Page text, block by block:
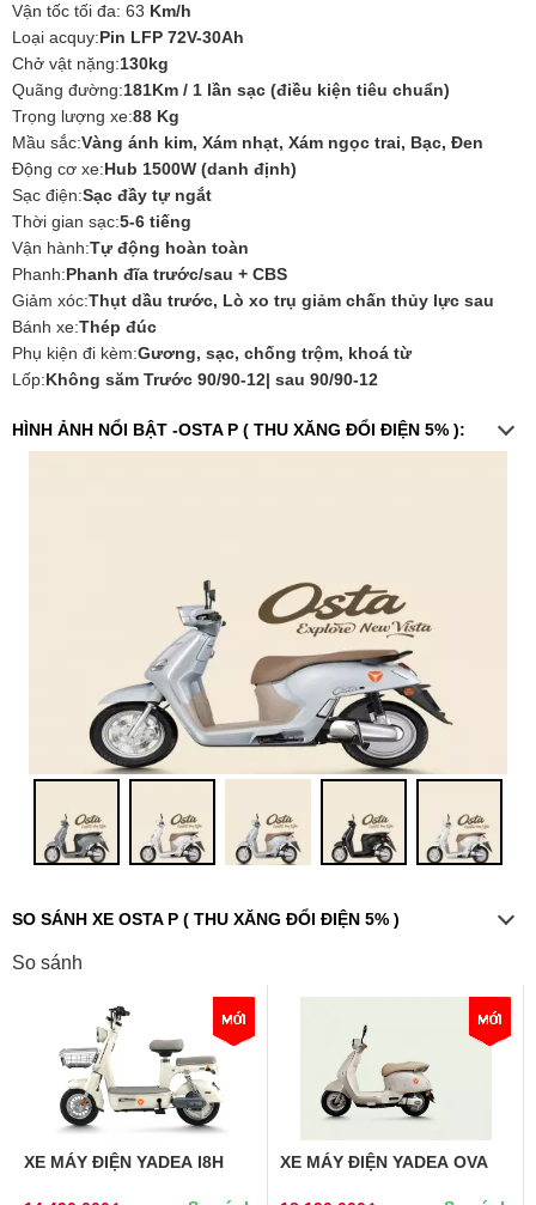
Vận tốc tối đa: 63 Km/h
Loại acquy:Pin LFP 72V-30Ah
Chở vật nặng:130kg
Quãng đường:181Km / 1 lần sạc (điều kiện tiêu chuẩn)
Trọng lượng xe:88 Kg
Mầu sắc:Vàng ánh kim, Xám nhạt, Xám ngọc trai, Bạc, Đen
Động cơ xe:Hub 1500W (danh định)
Sạc điện:Sạc đầy tự ngắt
Thời gian sạc:5-6 tiếng
Vận hành:Tự động hoàn toàn
Phanh:Phanh đĩa trước/sau + CBS
Giảm xóc:Thụt dầu trước, Lò xo trụ giảm chấn thủy lực sau
Bánh xe:Thép đúc
Phụ kiện đi kèm:Gương, sạc, chống trộm, khoá từ
Lốp:Không săm Trước 90/90-12| sau 90/90-12
HÌNH ẢNH NỔI BẬT -OSTA P ( THU XĂNG ĐỔI ĐIỆN 5% ):
SO SÁNH XE OSTA P ( THU XĂNG ĐỔI ĐIỆN 5% )
So sánh
XE MÁY ĐIỆN YADEA I8H XE MÁY ĐIỆN YADEA OVA